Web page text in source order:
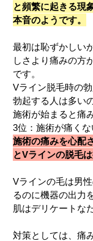
と頻繁に起きる現
本音のようです。
最初は恥ずかしい
しさより痛みの方
です。
Vライン脱毛時の
勃起する人は多い
施術が始まると痛
3位：施術が痛く
施術の痛みを心配
とVラインの脱毛は
Vラインの毛は男
るのに機器の出力
肌はデリケートな
対策としては、痛